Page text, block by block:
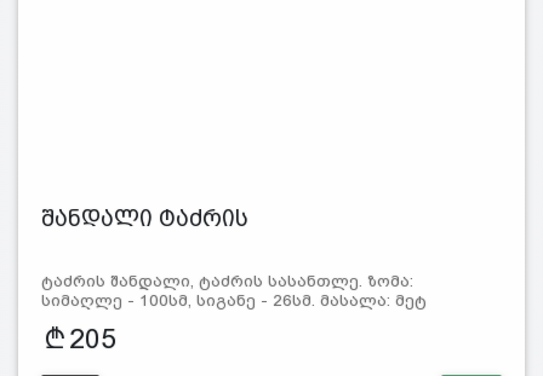
შანდალი ტაძრის
ტაძრის შანდალი, ტაძრის სასანთლე. ზომა:
სიმაღლე - 100სმ, სიგანე - 26სმ. მასალა: მეტ
205